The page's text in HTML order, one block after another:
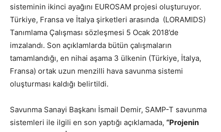
sisteminin ikinci ayağını EUROSAM projesi oluşturuyor.
Türkiye, Fransa ve İtalya şirketleri arasında (LORAMIDS)
Tanımlama Çalışması sözleşmesi 5 Ocak 2018’de
imzalandı. Son açıklamlarda bütün çalışmaların
tamamlandığı, en nihai aşama 3 ülkenin (Türkiye, İtalya,
Fransa) ortak uzun menzilli hava savunma sistemi
oluşturması kaldığı belirtildi.
Savunma Sanayi Başkanı İsmail Demir, SAMP-T savunma
sistemleri ile ilgili en son yaptığı açıklamada, “Projenin